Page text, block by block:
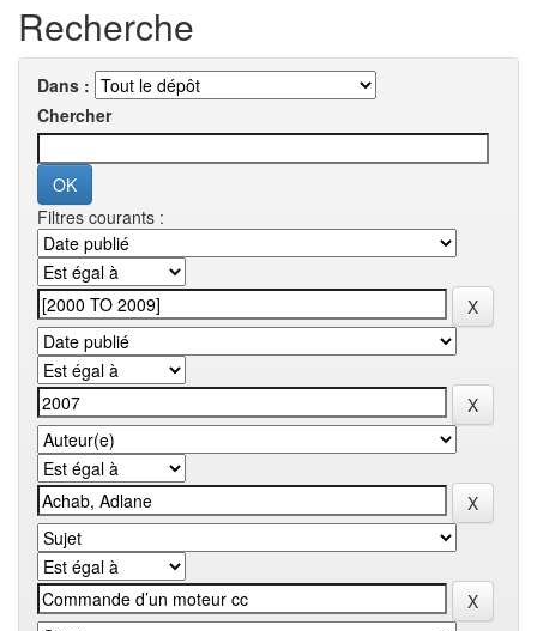
Recherche
Dans :
Chercher
Filtres courants :